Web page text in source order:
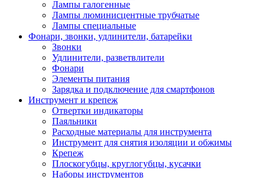
Лампы галогенные
Лампы люминисцентные трубчатые
Лампы специальные
Фонари, звонки, удлинители, батарейки
Звонки
Удлинители, разветвлители
Фонари
Элементы питания
Зарядка и подключение для смартфонов
Инструмент и крепеж
Отвертки индикаторы
Паяльники
Расходные материалы для инструмента
Инструмент для снятия изоляции и обжимы
Крепеж
Плоскогубцы, круглогубцы, кусачки
Наборы инструментов